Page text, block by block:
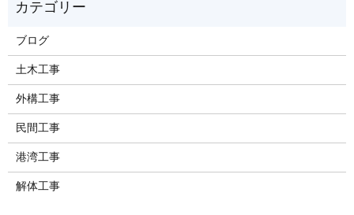
ブログ
土木工事
外構工事
民間工事
港湾工事
解体工事